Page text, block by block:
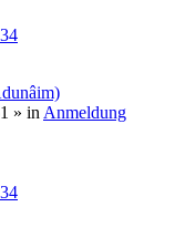
» in Anmeldung